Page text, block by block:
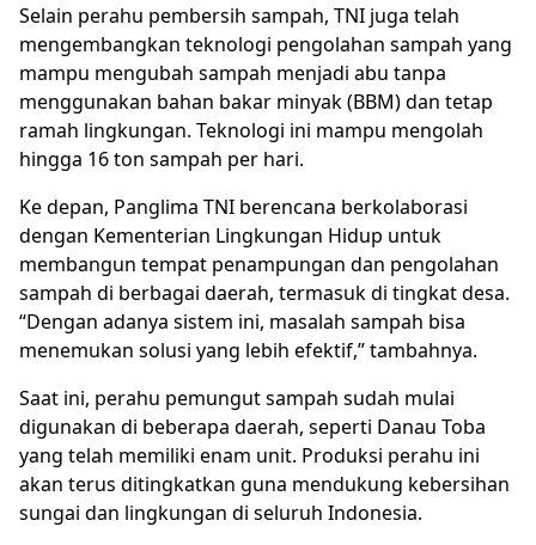
Selain perahu pembersih sampah, TNI juga telah
mengembangkan teknologi pengolahan sampah yang
mampu mengubah sampah menjadi abu tanpa
menggunakan bahan bakar minyak (BBM) dan tetap
ramah lingkungan. Teknologi ini mampu mengolah
hingga 16 ton sampah per hari.
Ke depan, Panglima TNI berencana berkolaborasi
dengan Kementerian Lingkungan Hidup untuk
membangun tempat penampungan dan pengolahan
sampah di berbagai daerah, termasuk di tingkat desa.
“Dengan adanya sistem ini, masalah sampah bisa
menemukan solusi yang lebih efektif,” tambahnya.
Saat ini, perahu pemungut sampah sudah mulai
digunakan di beberapa daerah, seperti Danau Toba
yang telah memiliki enam unit. Produksi perahu ini
akan terus ditingkatkan guna mendukung kebersihan
sungai dan lingkungan di seluruh Indonesia.